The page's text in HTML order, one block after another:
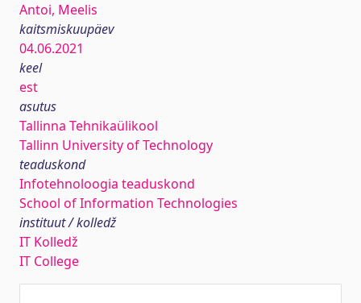
Antoi, Meelis
kaitsmiskuupäev
04.06.2021
keel
est
asutus
Tallinna Tehnikaülikool
Tallinn University of Technology
teaduskond
Infotehnoloogia teaduskond
School of Information Technologies
instituut / kolledž
IT Kolledž
IT College